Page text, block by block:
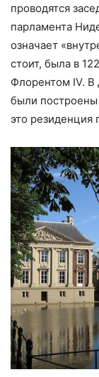
проводятся
парламента
означает
стоит, была в
Флорентом IV. В
были построены
это